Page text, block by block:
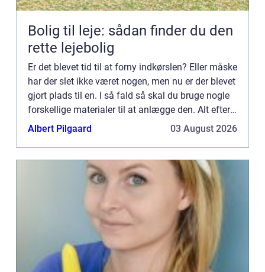
Bolig til leje: sådan finder du den
rette lejebolig
Er det blevet tid til at forny indkørslen? Eller måske
har der slet ikke været nogen, men nu er der blevet
gjort plads til en. I så fald så skal du bruge nogle
forskellige materialer til at anlægge den. Alt efter
hvilken type indkørsel du ønsker, får...
Albert Pilgaard 03 August 2026